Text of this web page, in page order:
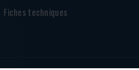
Fiches techniques